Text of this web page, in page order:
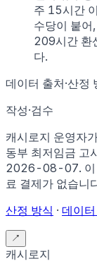
주 15시간
수당이 붙
209시간 환
다.
데이터 출처·산정
작성·검수
캐시로지 운영자
동부 최저임금 고
2026-08-07.
료 결제가 없습니
산정 방식 · 데이
↗
캐시로지